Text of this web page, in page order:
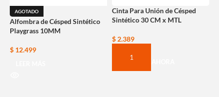
AGOTADO
Alfombra de Césped Sintético
Playgrass 10MM
$ 12.499
Cinta Para Unión de Césped
Sintético 30 CM x MTL
$2.389
COMPRAR AHORA